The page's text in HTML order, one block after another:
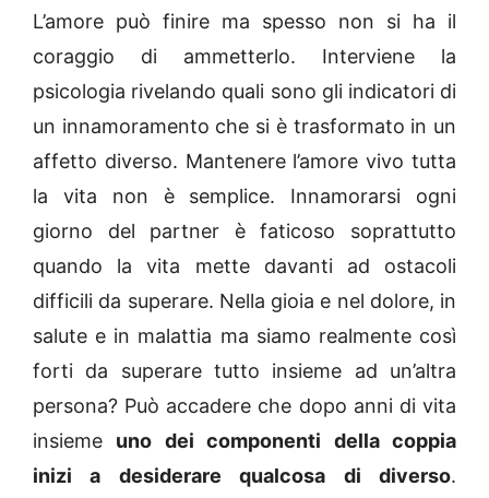
L’amore può finire ma spesso non si ha il
coraggio di ammetterlo. Interviene la
psicologia rivelando quali sono gli indicatori di
un innamoramento che si è trasformato in un
affetto diverso. Mantenere l’amore vivo tutta
la vita non è semplice. Innamorarsi ogni
giorno del partner è faticoso soprattutto
quando la vita mette davanti ad ostacoli
difficili da superare. Nella gioia e nel dolore, in
salute e in malattia ma siamo realmente così
forti da superare tutto insieme ad un’altra
persona? Può accadere che dopo anni di vita
insieme uno dei componenti della coppia
inizi a desiderare qualcosa di diverso.